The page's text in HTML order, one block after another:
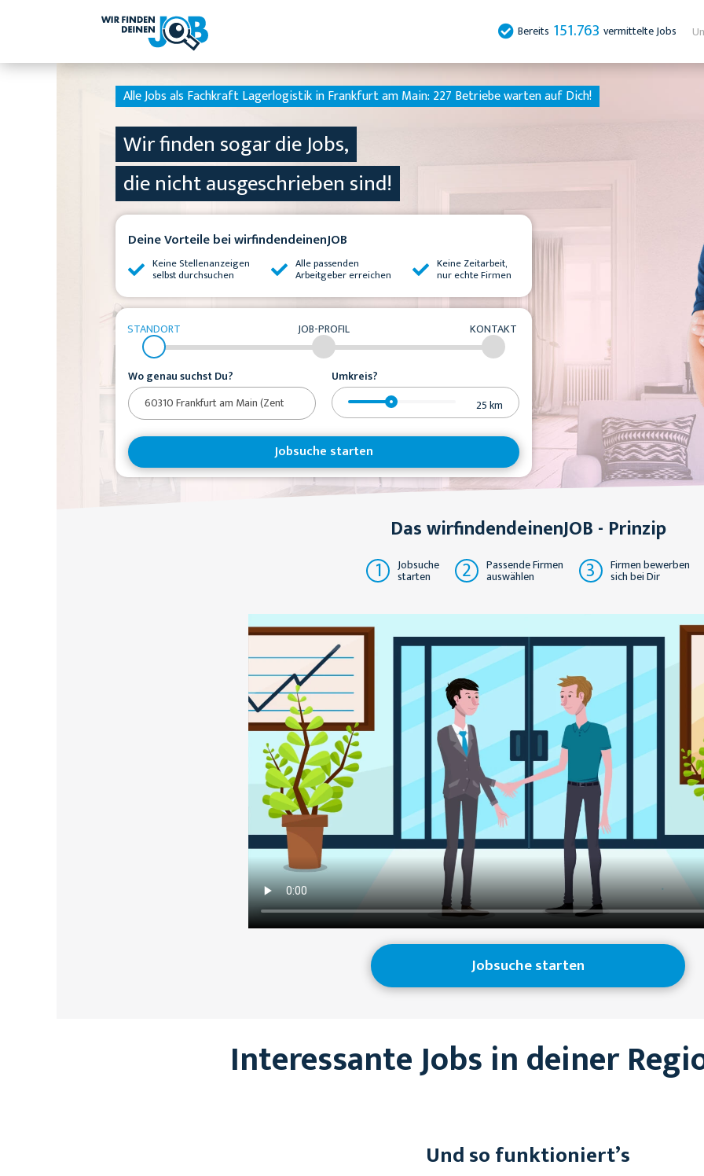
Bereits 151.763 vermittelte Jobs
Alle Jobs als Fachkraft Lagerlogistik in Frankfurt am Main: 227 Betriebe warten auf Dich!
Wir finden sogar die Jobs,
die nicht ausgeschrieben sind!
Deine Vorteile bei wirfindendeinenJOB
Keine Stellenanzeigen
selbst durchsuchen
Alle passenden
Arbeitgeber erreichen
Keine Zeitarbeit,
nur echte Firmen
STANDORT JOB-PROFIL KONTAKT
Wo genau suchst Du?
Umkreis?
25km
Jobsuche starten
Das wirfindendeinenJOB - Prinzip
1
Jobsuche
starten 2 Passende Firmen
auswählen 3 Firmen bewerben
sich bei Dir
Jobsuche starten
Interessante Jobs in deiner
Und so funktioniert’s